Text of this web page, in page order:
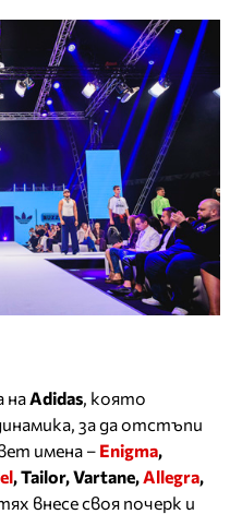
наAdidas, която
за да отстъпи
имена – Enigma,
, Tailor, Vartane,Allegra,
внесе своя почерк и